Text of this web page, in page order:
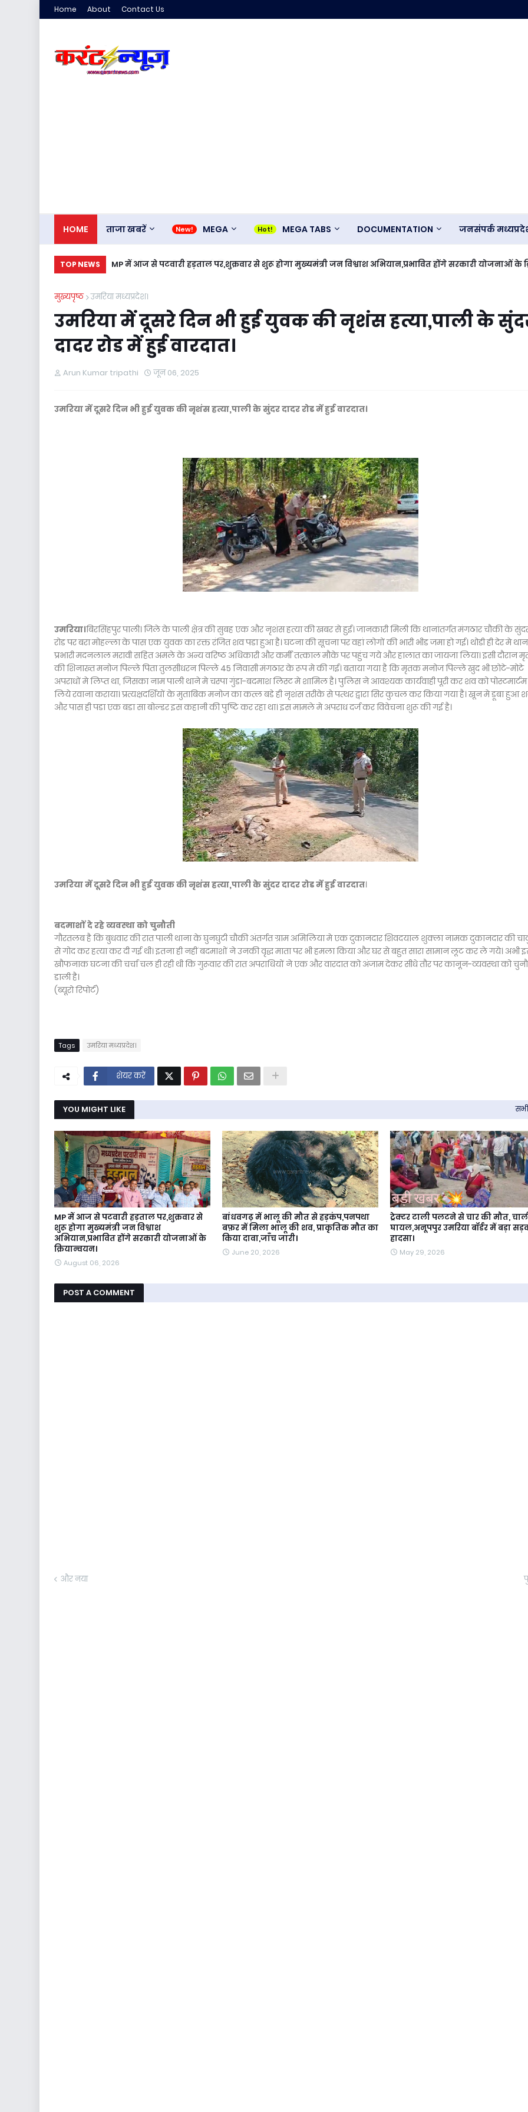
Home About Contact Us
HOME ताजा खबरें MEGA MEGA TABS DOCUMENTATION जनसंपर्क
TOP NEWS MP में आज से पटवारी हड़ताल पर,शुक्रवार से शुरू होगा मुख्यमंत्री जन विश्वाश अभियान,प्रभावित होंगे सरकारी योजनाओं के
मुख्यपृष्ठ उमरिया मध्यप्रदेश।
उमरिया में दूसरे दिन भी हुई युवक की नृशंस हत्या,पाली के
दादर रोड में हुई वारदात।
Arun Kumar tripathi जून 06, 2025
उमरिया में दूसरे दिन भी हुई युवक की नृशंस हत्या,पाली के सुंदर दादर रोड में हुई वारदात।
उमरिया।बिरसिंहपुर पाली। जिले के पाली क्षेत्र की सुबह एक और नृशंस हत्या की खबर से हुई। जानकारी मिली कि थानांतर्गत मंगठार चौकी के
रोड पर बरा मोहल्ला के पास एक युवक का रक्त रंजित शव पडा हुआ है। घटना की सूचना पर वहां लोगों की भारी भीड जमा हो गई। थोडी ही देर मे
प्रभारी मदनलाल मरावी सहित अमले के अन्य वरिष्ठ अधिकारी और कर्मी तत्काल मौके पर पहुंच गये और हालात का जायजा लिया। इसी दौरान
की शिनाख्त मनोज पिल्ले पिता तुलसीधरन पिल्ले 45 निवासी मंगठार के रूप मे की गई। बताया गया है कि मृतक मनोज पिल्ले खुद भी छोटे-मोटे
अपराधों मे लिप्त था, जिसका नाम पाली थाने मे चस्पा गुंडा-बदमाश लिस्ट मे शामिल है। पुलिस ने आवश्यक कार्यवाही पूरी कर शव को
लिये रवाना कराया। प्रत्यक्षदर्शियों के मुताबिक मनोज का कत्ल बडे ही नृशंस तरीके से पत्थर द्वारा सिर कुचल कर किया गया है। खून मे डूबा हुआ
और पास ही पडा एक बडा सा बोल्डर इस कहानी की पुष्टि कर रहा था। इस मामले मे अपराध दर्ज कर विवेचना शुरू की गई है।
उमरिया में दूसरे दिन भी हुई युवक की नृशंस हत्या,पाली के सुंदर दादर रोड में हुई वारदात।
बदमाशों दे रहे व्यवस्था को चुनौती
गौरतलब है कि बुधवार की रात पाली थाना के घुनघुटी चौकी अंतर्गत ग्राम अमिलिया मे एक दुकानदार शिवदयाल शुक्ला नामक दुकानदार की
से गोद कर हत्या कर दी गई थी। इतना ही नहीं बदमाशों ने उनकी वृद्ध माता पर भी हमला किया और घर से बहुत सारा सामान लूट कर ले गये। अभी
खौफनाक घटना की चर्चा चल ही रही थी कि गुरूवार की रात अपराधियों ने एक और वारदात को अंजाम देकर सीधे तौर पर कानून-व्यवस्था को
डाली है।
(ब्यूरो रिपोर्ट)
Tags उमरिया मध्यप्रदेश।
शेयर करें
YOU MIGHT LIKE
MP में आज से पटवारी हड़ताल पर,शुक्रवार से
शुरू होगा मुख्यमंत्री जन विश्वाश
अभियान,प्रभावित होंगे सरकारी योजनाओं के
क्रियान्वयन।
August 06, 2026
बांधवगढ़ में भालू की मौत से हड़कंप,पनपथा
बफ़र में मिला भालू की शव, प्राकृतिक मौत का
किया दावा,जाँच जारी।
June 20, 2026
ट्रेक्टर टाली पलटने से चार की मौत,
घायल,अनूपपुर उमरिया बॉर्डर में बड़ा
हादसा।
May 29, 2026
POST A COMMENT
और नया